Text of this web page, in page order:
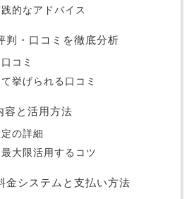
的なアドバイス
判・口コミを徹底分析
コミ
挙げられる口コミ
容と活用方法
の詳細
大限活用するコツ
金システムと支払い方法